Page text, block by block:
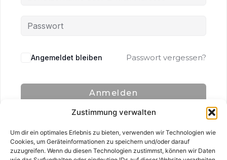
Zustimmung verwalten
Um dir ein optimales Erlebnis zu bieten, verwenden wir Technologien wie
Cookies, um Geräteinformationen zu speichern und/oder darauf
zuzugreifen. Wenn du diesen Technologien zustimmst, können wir Daten
Angemeldet bleiben Passwort vergessen?
Anmelden